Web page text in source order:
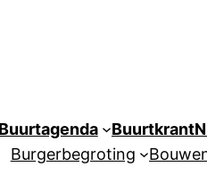
Buurtkrant
Burgerbegroting